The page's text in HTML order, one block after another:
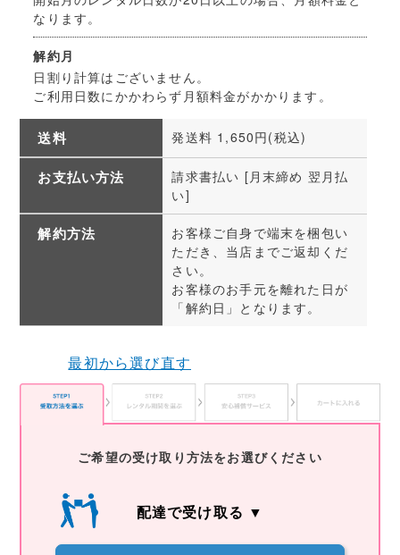
なります。
解約月
日割り計算はございません。
ご利用日数にかかわらず月額料金がかかります。
送料 発送料 1,650円(税込)
お支払い方法
請求書払い [月末締め 翌月払
い]
解約方法
お客様ご自身で端末を梱包い
ただき、当店までご返却くだ
さい。
お客様のお手元を離れた日が
「解約日」となります。
最初から選び直す
ご希望の受け取り方法をお選びください
配達で受け取る ▼